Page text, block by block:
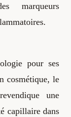
marqueurs
pour ses
cosmétique, le
une
capillaire dans